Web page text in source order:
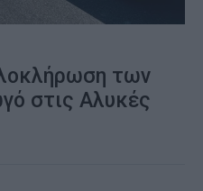
των
στις Αλυκές